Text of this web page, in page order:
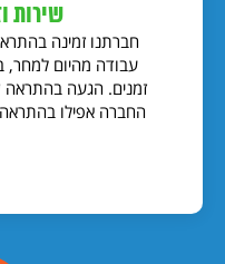
שירות
חברתנו זמינה
עבודה מהיום למחר,
זמנים. הגעה בהתראה
החברה אפילו